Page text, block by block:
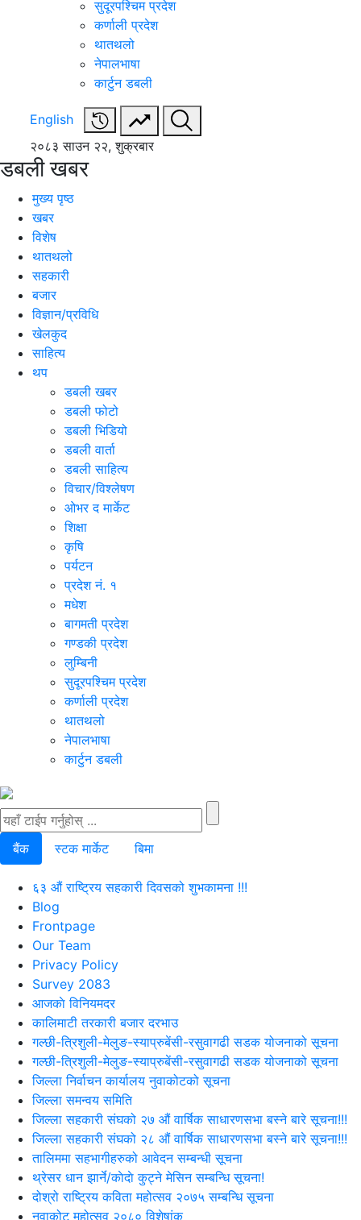
सुदूरपश्चिम प्रदेश
कर्णाली प्रदेश
थातथलो
नेपालभाषा
कार्टुन डबली
English
२०८३ साउन २२, शुक्रबार
डबली खबर
मुख्य पृष्ठ
खबर
विशेष
थातथलो
सहकारी
बजार
विज्ञान/प्रविधि
खेलकुद
साहित्य
थप
डबली खबर
डबली फोटो
डबली भिडियो
डबली वार्ता
डबली साहित्य
विचार/विश्‍लेषण
ओभर द मार्केट
शिक्षा
कृषि
पर्यटन
प्रदेश नं. १
मधेश
बागमती प्रदेश
गण्डकी प्रदेश
लुम्बिनी
सुदूरपश्चिम प्रदेश
कर्णाली प्रदेश
थातथलो
नेपालभाषा
कार्टुन डबली
बैंक स्टक मार्केट बिमा
६३ औं राष्ट्रिय सहकारी दिवसको शुभकामना !!!
Blog
Frontpage
Our Team
Privacy Policy
Survey 2083
आजकाे विनियमदर
कालिमाटी तरकारी बजार दरभाउ
गल्छी-त्रिशुली-मेलुङ-स्याप्रुबेंसी-रसुवागढी सडक योजनाको सूचना
गल्छी-त्रिशुली-मेलुङ-स्याप्रुबेंसी-रसुवागढी सडक योजनाको सूचना
जिल्ला निर्वाचन कार्यालय नुवाकोटको सूचना
जिल्ला समन्वय समिति
जिल्ला सहकारी संघको २७ औं वार्षिक साधारणसभा बस्ने बारे सूचना!!!
जिल्ला सहकारी संघको २८ औं वार्षिक साधारणसभा बस्ने बारे सूचना!!!
तालिममा सहभागीहरुको आवेदन सम्बन्धी सूचना
थ्रेसर धान झार्ने/काेदाे कुट्ने मेसिन सम्बन्धि सूचना!
दोश्रो राष्ट्रिय कविता महोत्सव २०७५ सम्बन्धि सूचना
नुवाकोट महोत्सव २०८० विशेषांक